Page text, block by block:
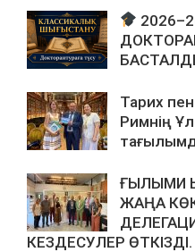
Тарих
Римнің
ҒЫЛЫМИ
ЖАҢА
КЕЗДЕСУЛЕР ӨТКІЗДІ.